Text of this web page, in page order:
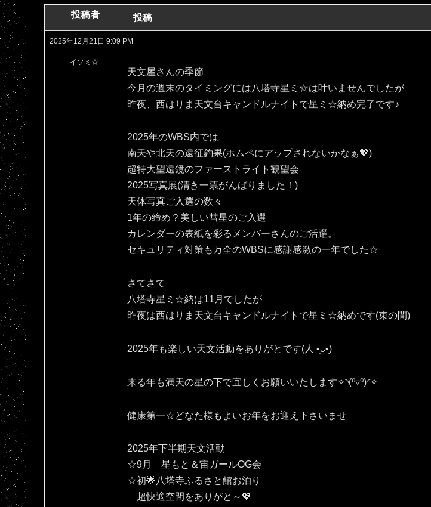
投稿者 投稿
2025年12月21日 9:09 PM
イソミ☆
天文屋さんの季節
今月の週末のタイミングには八塔寺星ミ☆は叶いませんでしたが
昨夜、西はりま天文台キャンドルナイトで星ミ☆納め完了です♪
2025年のWBS内では
南天や北天の遠征釣果(ホムペにアップされないかなぁ💖)
超特大望遠鏡のファーストライト観望会
2025写真展(清き一票がんばりました！)
天体写真ご入選の数々
1年の締め？美しい彗星のご入選
カレンダーの表紙を彩るメンバーさんのご活躍。
セキュリティ対策も万全のWBSに感謝感激の一年でした☆
さてさて
八塔寺星ミ☆納は11月でしたが
昨夜は西はりま天文台キャンドルナイトで星ミ☆納めです(束の間)
2025年も楽しい天文活動をありがとです(⁠人⁠ ⁠•͈⁠ᴗ⁠•͈⁠)
来る年も満天の星の下で宜しくお願いいたします✧⁠◝⁠(⁠⁰⁠▿⁠⁰⁠)⁠◜⁠✧
健康第一☆どなた様もよいお年をお迎え下さいませ
2025年下半期天文活動
☆9月 星もと＆宙ガールOG会
☆初🌟八塔寺ふるさと館お泊り
超快適空間をありがと～💖